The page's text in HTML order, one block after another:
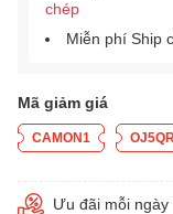
chép
Miễn phí Ship
Mã giảm giá
CAMON1
Ưu đãi mỗi ngày